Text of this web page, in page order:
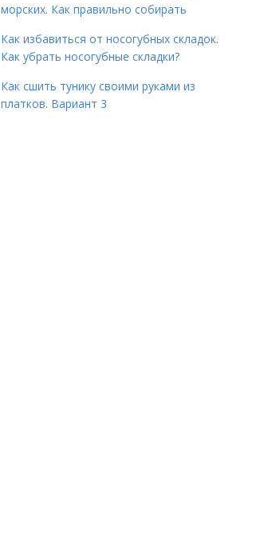
морских. Как правильно собирать
Как избавиться от носогубных складок.
Как убрать носогубные складки?
Как сшить тунику своими руками из
платков. Вариант 3